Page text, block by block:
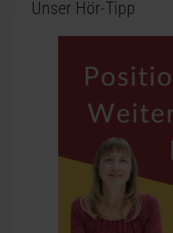
Unser Hör-Tipp